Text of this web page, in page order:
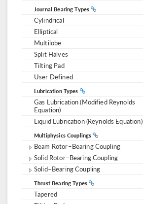
Journal Bearing Types
Cylindrical
Elliptical
Multilobe
Split Halves
Tilting Pad
User Defined
Lubrication Types
Gas Lubrication (Modified Reynolds
Equation)
Liquid Lubrication (Reynolds Equation)
Multiphysics Couplings
Beam Rotor–Bearing Coupling
Solid Rotor–Bearing Coupling
Solid–Bearing Coupling
Thrust Bearing Types
Tapered